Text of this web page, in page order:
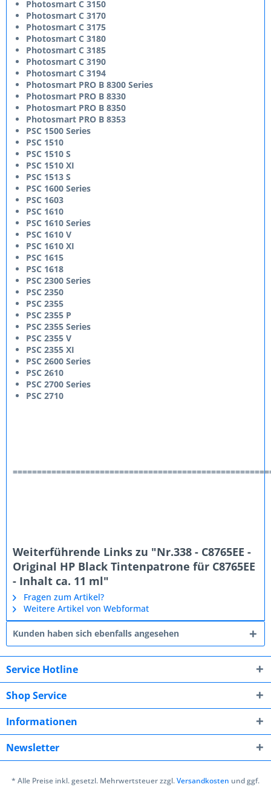
Photosmart C 3150
Photosmart C 3170
Photosmart C 3175
Photosmart C 3180
Photosmart C 3185
Photosmart C 3190
Photosmart C 3194
Photosmart PRO B 8300 Series
Photosmart PRO B 8330
Photosmart PRO B 8350
Photosmart PRO B 8353
PSC 1500 Series
PSC 1510
PSC 1510 S
PSC 1510 XI
PSC 1513 S
PSC 1600 Series
PSC 1603
PSC 1610
PSC 1610 Series
PSC 1610 V
PSC 1610 XI
PSC 1615
PSC 1618
PSC 2300 Series
PSC 2350
PSC 2355
PSC 2355 P
PSC 2355 Series
PSC 2355 V
PSC 2355 XI
PSC 2600 Series
PSC 2610
PSC 2700 Series
PSC 2710
Weiterführende Links zu "Nr.338 - C8765EE -
Original HP Black Tintenpatrone für C8765EE
- Inhalt ca. 11 ml"
Fragen zum Artikel?
Weitere Artikel von Webformat
Kunden haben sich ebenfalls angesehen
Service Hotline
Shop Service
Informationen
Newsletter
* Alle Preise inkl. gesetzl. Mehrwertsteuer zzgl.Versandkosten und ggf.